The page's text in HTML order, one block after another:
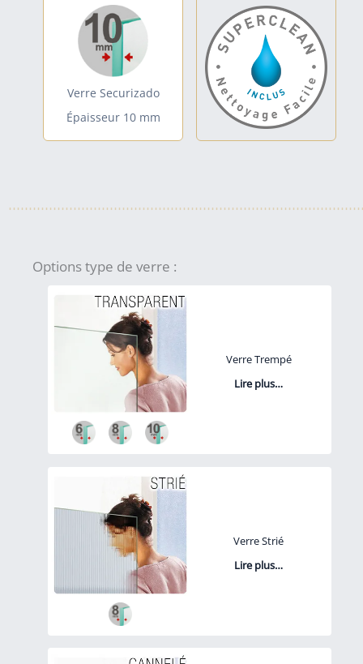
Verre Securizado
Épaisseur 10 mm
Options type de verre :
Verre Trempé
Lire plus…
Verre Strié
Lire plus…